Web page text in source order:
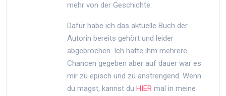
mehr von der Geschichte.
Dafür habe ich das aktuelle Buch der
Autorin bereits gehört und leider
abgebrochen. Ich hatte ihm mehrere
Chancen gegeben aber auf dauer war es
mir zu episch und zu anstrengend. Wenn
du magst, kannst du HIER mal in meine